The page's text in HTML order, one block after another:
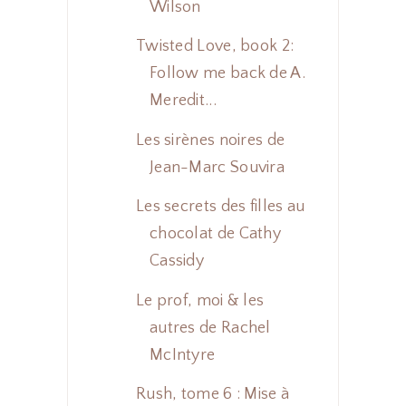
Wilson
Twisted Love, book 2:
Follow me back de A.
Meredit...
Les sirènes noires de
Jean-Marc Souvira
Les secrets des filles au
chocolat de Cathy
Cassidy
Le prof, moi & les
autres de Rachel
McIntyre
Rush, tome 6 : Mise à